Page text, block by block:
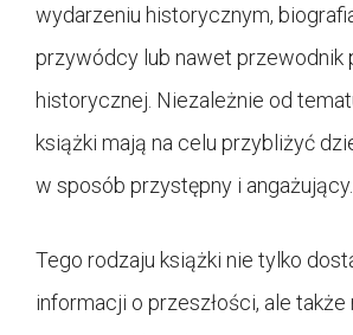
wydarzeniu historycznym,
przywódcy lub nawet przewodnik
historycznej. Niezależnie od
książki mają na celu przybliżyć
w sposób przystępny i angażujący.
Tego rodzaju książki nie tylko
informacji o przeszłości, ale